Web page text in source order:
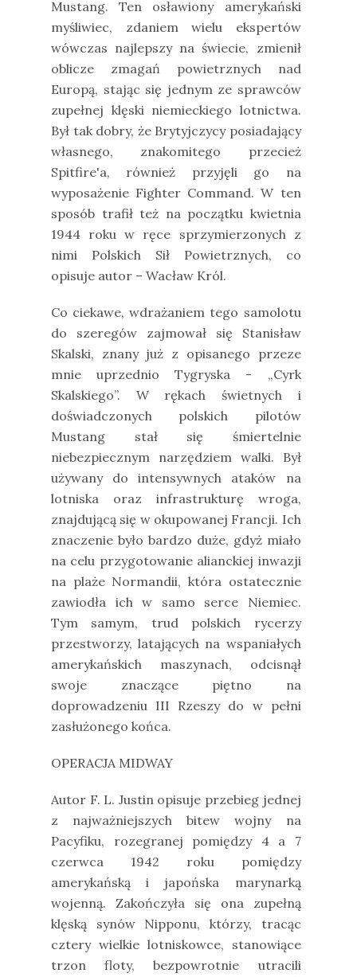
Mustang. Ten osławiony amerykański
myśliwiec, zdaniem wielu ekspertów
wówczas najlepszy na świecie, zmienił
oblicze zmagań powietrznych nad
Europą, stając się jednym ze sprawców
zupełnej klęski niemieckiego lotnictwa.
Był tak dobry, że Brytyjczycy posiadający
własnego, znakomitego przecież
Spitfire'a, również przyjęli go na
wyposażenie Fighter Command. W ten
sposób trafił też na początku kwietnia
1944 roku w ręce sprzymierzonych z
nimi Polskich Sił Powietrznych, co
opisuje autor – Wacław Król.
Co ciekawe, wdrażaniem tego samolotu
do szeregów zajmował się Stanisław
Skalski, znany już z opisanego przeze
mnie uprzednio Tygryska - „Cyrk
Skalskiego”. W rękach świetnych i
doświadczonych polskich pilotów
Mustang stał się śmiertelnie
niebezpiecznym narzędziem walki. Był
używany do intensywnych ataków na
lotniska oraz infrastrukturę wroga,
znajdującą się w okupowanej Francji. Ich
znaczenie było bardzo duże, gdyż miało
na celu przygotowanie alianckiej inwazji
na plaże Normandii, która ostatecznie
zawiodła ich w samo serce Niemiec.
Tym samym, trud polskich rycerzy
przestworzy, latających na wspaniałych
amerykańskich maszynach, odcisnął
swoje znaczące piętno na
doprowadzeniu III Rzeszy do w pełni
zasłużonego końca.
OPERACJA MIDWAY
Autor F. L. Justin opisuje przebieg jednej
z najważniejszych bitew wojny na
Pacyfiku, rozegranej pomiędzy 4 a 7
czerwca 1942 roku pomiędzy
amerykańską i japońska marynarką
wojenną. Zakończyła się ona zupełną
klęską synów Nipponu, którzy, tracąc
cztery wielkie lotniskowce, stanowiące
trzon floty, bezpowrotnie utracili